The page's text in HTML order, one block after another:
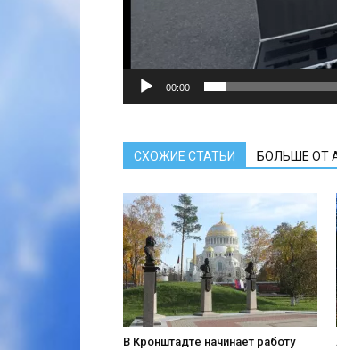
00:00
СХОЖИЕ СТАТЬИ БОЛЬШЕ ОТ
В Кронштадте начинает работу